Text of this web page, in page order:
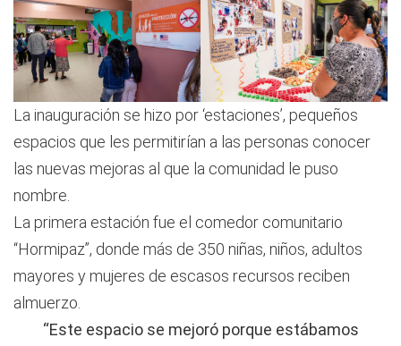
La inauguración se hizo por ‘estaciones’, pequeños
espacios que les permitirían a las personas conocer
las nuevas mejoras al que la comunidad le puso
nombre.
La primera estación fue el comedor comunitario
“Hormipaz”, donde más de 350 niñas, niños, adultos
mayores y mujeres de escasos recursos reciben
almuerzo.
“Este espacio se mejoró porque estábamos